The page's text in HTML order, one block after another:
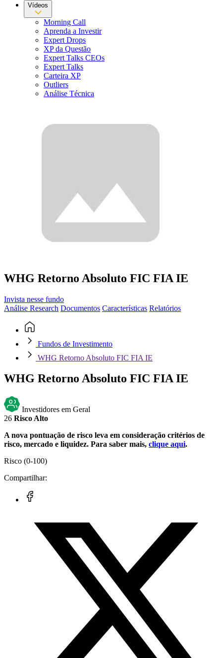
Vídeos
Morning Call
Aprenda a Investir
Expert Drops
XP da Questão
Expert Talks CEOs
Expert Talks
Carteira XP
Outliers
Análise Técnica
WHG Retorno Absoluto FIC FIA IE
Invista nesse fundo
Análise Research Documentos Características Relatórios
Fundos de Investimento
WHG Retorno Absoluto FIC FIA IE
WHG Retorno Absoluto FIC FIA IE
Investidores em Geral
26 Risco Alto
A nova pontuação de risco leva em consideração critérios de
risco, mercado e liquidez. Para saber mais, clique aqui.
Risco (0-100)
Compartilhar: